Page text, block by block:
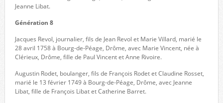
Jeanne Libat.
Génération 8
Jacques Revol, journalier, fils de Jean Revol et Marie Villard, marié le
28 avril 1758 à Bourg-de-Péage, Drôme, avec Marie Vincent, née à
Clérieux, Drôme, fille de Paul Vincent et Anne Rivoire.
Augustin Rodet, boulanger, fils de François Rodet et Claudine Rosset,
marié le 13 février 1749 à Bourg-de-Péage, Drôme, avec Jeanne
Libat, fille de François Libat et Catherine Barret.